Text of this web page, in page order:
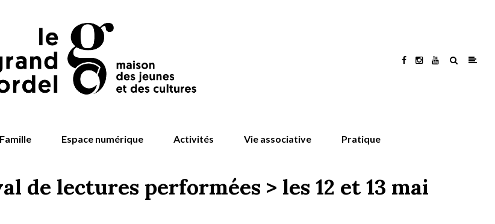
Espace numérique Activités Vie associative Pratique
de lectures performées > les 12 et 13 mai